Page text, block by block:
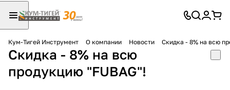
Кум-Тигей Инструмент О компании Новости Скидка - 8% на всю
Скидка - 8% на всю
продукцию "FUBAG"!
Для клиентов всех банков
Разбейте